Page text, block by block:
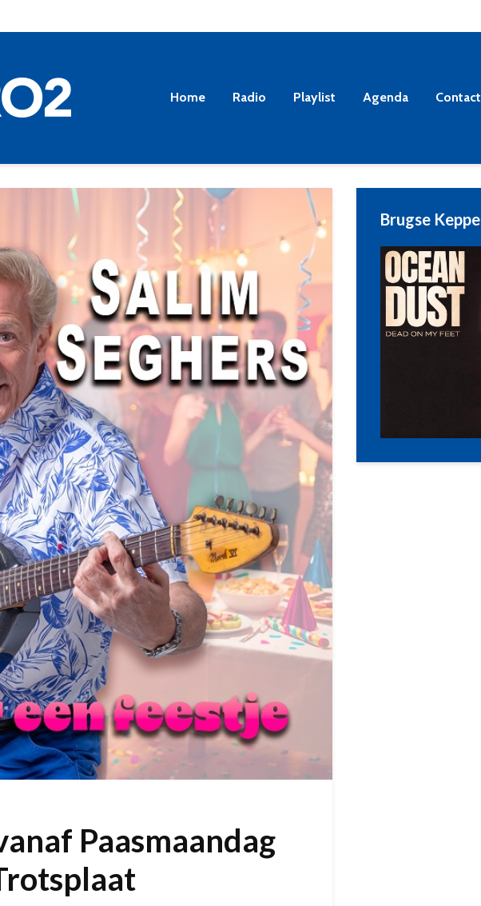
Home Radio Playlist Agenda Contact
Paasmaandag
Brugse Keppe